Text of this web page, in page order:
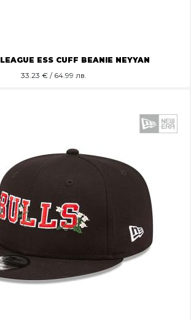
ESS CUFF BEANIE NEYYAN
33.23 € / 64.99 лв.